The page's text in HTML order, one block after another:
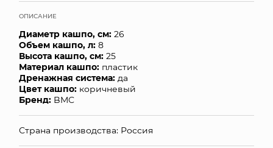
ОПТОВЫМ КЛИЕНТАМ
ДОСТАВКА И ОПЛАТА
КОНТАКТЫ
ОПИСАНИЕ
Диаметр кашпо, см: 26
Объем кашпо, л: 8
Высота кашпо, см: 25
Материал кашпо: пластик
Дренажная система: да
Цвет кашпо: коричневый
Бренд: BMC
Страна производства: Россия